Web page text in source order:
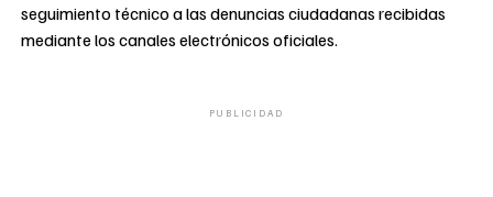
seguimiento técnico a las denuncias ciudadanas recibidas
mediante los canales electrónicos oficiales.
PUBLICIDAD